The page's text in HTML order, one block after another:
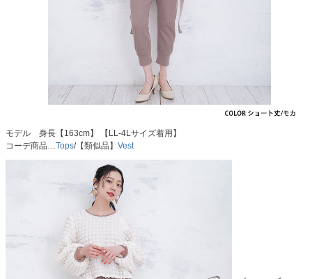
モデル 身長【163cm】 【LL-4Lサイズ着用】
コーデ商品…Tops/【類似品】 Vest